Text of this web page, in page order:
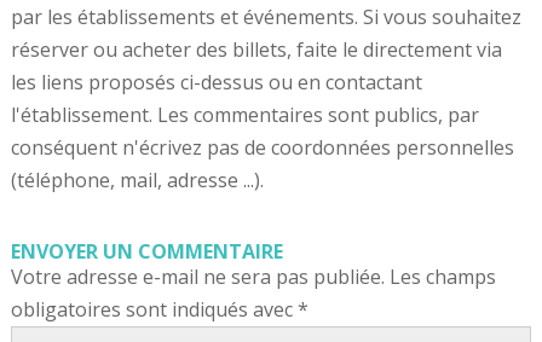
par les établissements et événements. Si vous souhaitez
réserver ou acheter des billets, faite le directement via
les liens proposés ci-dessus ou en contactant
l'établissement. Les commentaires sont publics, par
conséquent n'écrivez pas de coordonnées personnelles
(téléphone, mail, adresse ...).
ENVOYER UN COMMENTAIRE
Votre adresse e-mail ne sera pas publiée. Les champs
obligatoires sont indiqués avec*